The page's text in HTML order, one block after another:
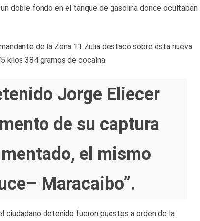
doble fondo en el tanque de gasolina donde ocultaban
de la Zona 11 Zulia destacó sobre esta nueva
kilos 384 gramos de cocaína.
Jorge Eliecer
de su captura
el mismo
– Maracaibo”.
ciudadano detenido fueron puestos a orden de la